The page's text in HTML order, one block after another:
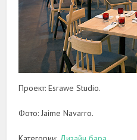
Проект: Esrawe Studio.
Фото: Jaime Navarro.